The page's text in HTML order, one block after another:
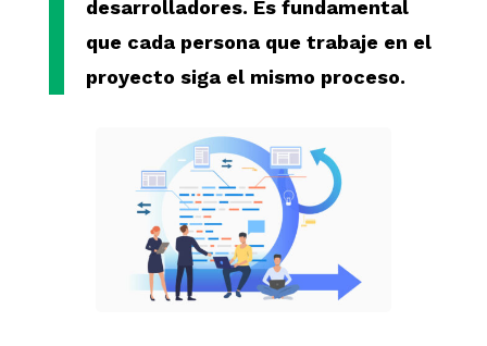
desarrolladores. Es fundamental
que cada persona que trabaje en el
proyecto siga el mismo proceso.